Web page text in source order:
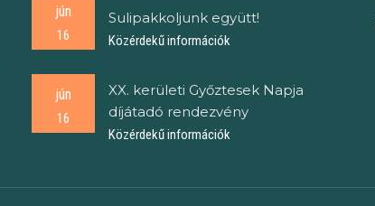
jún
16
Sulipakkoljunk együtt!
Közérdekű információk
jún
16
XX. kerületi Győztesek Napja
díjátadó rendezvény
Közérdekű információk